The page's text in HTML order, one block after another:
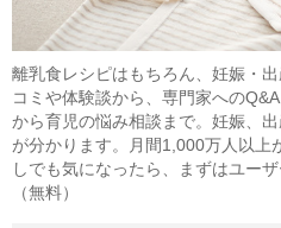
離乳食レシピはもちろん、妊娠・
コミや体験談から、専門家への
から育児の悩み相談まで。妊娠、
が分かります。月間1,000万人以上
しでも気になったら、まずはユー
（無料）